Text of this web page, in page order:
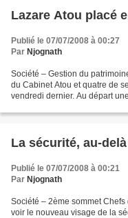
Lazare Atou placé
Publié le 07/07/2008 à 00:27
Par Njognath
Société – Gestion du
du Cabinet Atou et quatre de
vendredi dernier. Au départ
La sécurité, au-
Publié le 07/07/2008 à 00:21
Par Njognath
Société – 2ème sommet
voir le nouveau visage de la